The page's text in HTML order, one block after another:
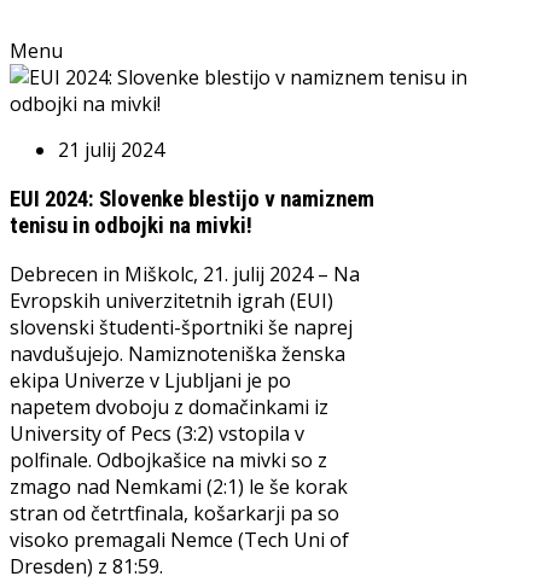
Menu
21 julij 2024
EUI 2024: Slovenke blestijo v namiznem
tenisu in odbojki na mivki!
Debrecen in Miškolc, 21. julij 2024 – Na
Evropskih univerzitetnih igrah (EUI)
slovenski študenti-športniki še naprej
navdušujejo. Namiznoteniška ženska
ekipa Univerze v Ljubljani je po
napetem dvoboju z domačinkami iz
University of Pecs (3:2) vstopila v
polfinale. Odbojkašice na mivki so z
zmago nad Nemkami (2:1) le še korak
stran od četrtfinala, košarkarji pa so
visoko premagali Nemce (Tech Uni of
Dresden) z 81:59.